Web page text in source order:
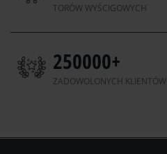
TORÓW WYŚCIGOWYCH
250000+
ZADOWOLONYCH KLIENTÓW